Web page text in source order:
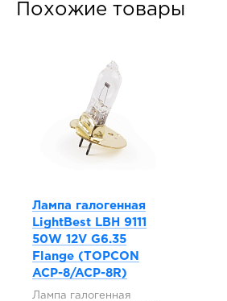
Похожие товары
Лампа галогенная
LightBest LBH 9111
50W 12V G6.35
Flange (TOPCON
ACP-8/ACP-8R)
Лампа галогенная